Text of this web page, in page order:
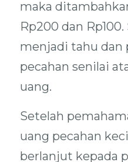
maka
Rp200 dan
menjadi tahu dan
pecahan senilai
uang.
Setelah
uang pecahan
berlanjut kepada